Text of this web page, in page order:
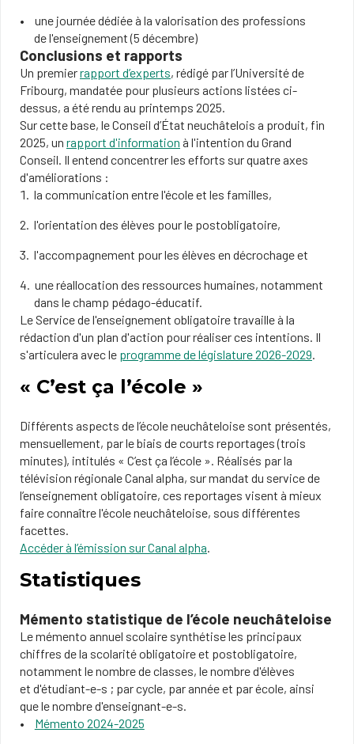
une journée dédiée à la valorisation des professions
de l'enseignement (5 décembre)
Conclusions et rapports
Un premierrapport d’experts, rédigé par l’Université de
Fribourg, mandatée pour plusieurs actions listées ci-
dessus, a été rendu au printemps 2025.
Sur cette base, le Conseil d’État neuchâtelois a produit, fin
2025, un rapport d'information à l'intention du Grand
Conseil. Il entend concentrer les efforts sur quatre axes
d'améliorations :
la communication entre l'école et les familles,
l'orientation des élèves pour le postobligatoire,
l'accompagnement pour les élèves en décrochage et
une réallocation des ressources humaines, notamment
dans le champ pédago-éducatif.
Le Service de l'enseignement obligatoire travaille à la
rédaction d'un plan d'action pour réaliser ces intentions. Il
s'articulera avec le programme de législature 2026-2029.
« C’est ça l’école »
Différents aspects de l’école neuchâteloise sont présentés,
mensuellement, par le biais de courts reportages (trois
minutes), intitulés « C’est ça l’école ». Réalisés par la
télévision régionale Canal alpha, sur mandat du service de
l’enseignement obligatoire, ces reportages visent à mieux
faire connaître l'école neuchâteloise, sous différentes
facettes.
Accéder à l’émission sur Canal alpha.
Statistiques
Mémento statistique de l’école neuchâteloise
Le mémento annuel scolaire synthétise les principaux
chiffres de la scolarité obligatoire et postobligatoire,
notamment le nombre de classes, le nombre d'élèves
et d'étudiant-e-s ; par cycle, par année et par école, ainsi
que le nombre d'enseignant-e-s.
Mémento 2024-2025